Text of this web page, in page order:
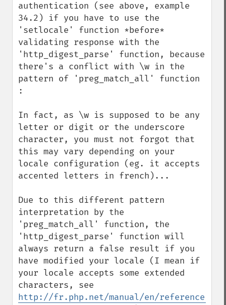
authentication (see above, example
34.2) if you have to use the
'setlocale' function *before*
validating response with the
'http_digest_parse' function, because
there's a conflict with \w in the
pattern of 'preg_match_all' function
:
In fact, as \w is supposed to be any
letter or digit or the underscore
character, you must not forgot that
this may vary depending on your
locale configuration (eg. it accepts
accented letters in french)...
Due to this different pattern
interpretation by the
'preg_match_all' function, the
'http_digest_parse' function will
always return a false result if you
have modified your locale (I mean if
your locale accepts some extended
http://fr.php.net/manual/en/